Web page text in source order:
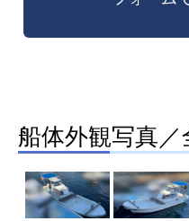
船体外観写真